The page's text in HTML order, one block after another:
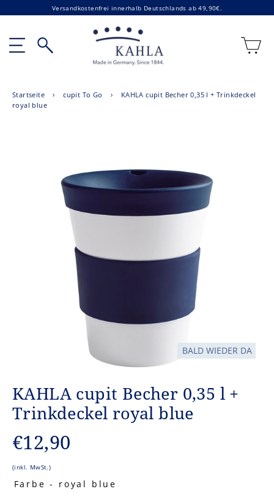
Inhalt
Versandkostenfrei innerhalb Deutschlands ab 49,90€.
Seitennavigation
Startseite › cupit To Go ›
KAHLA cupit Becher 0,35 l + Trinkdeckel
royal blue
BALD WIEDER DA
KAHLA cupit Becher 0,35 l +
Trinkdeckel royal blue
€12,90
(inkl. MwSt.)
Farbe - royal blue